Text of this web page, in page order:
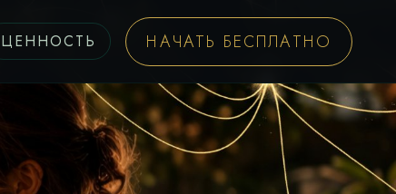
ЦЕННОСТЬ НАЧАТЬ БЕСПЛАТНО